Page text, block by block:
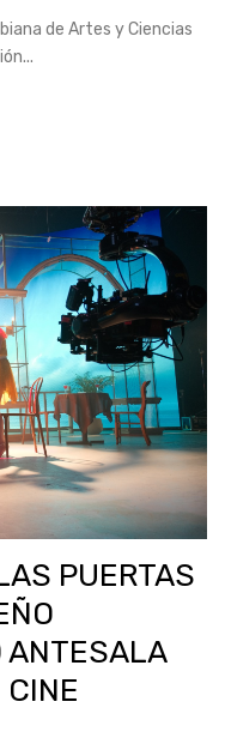
de Artes y Ciencias
PUERTAS
ANTESALA
CINE